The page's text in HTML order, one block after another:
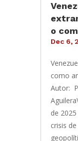
o
Dec 6,
como
Autor:
de
crisis